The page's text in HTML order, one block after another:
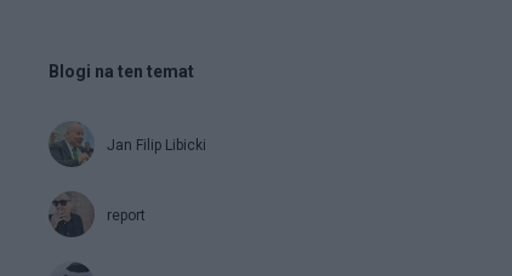
Blogi na ten temat
Jan Filip Libicki
report